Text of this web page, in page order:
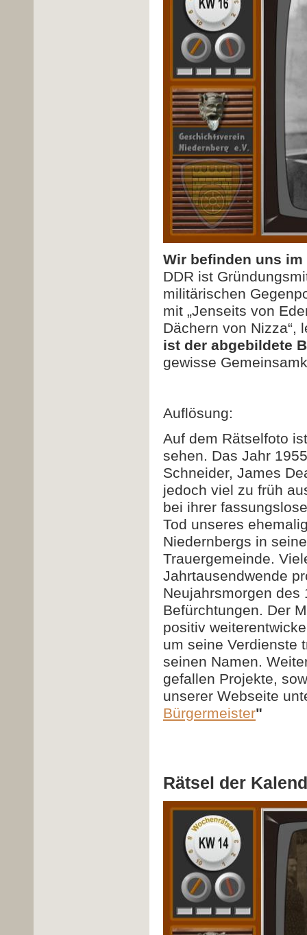
Wir befinden uns im
DDR ist
militärischen
mit „Jenseits von
Dächern von
ist der abgebildete
gewisse
Auflösung:
Auf dem Rätselfoto
sehen. Das Jahr
Schneider, James
jedoch viel zu früh
bei ihrer
Tod unseres
Niedernbergs in
Trauergemeinde.
Jahrtausendwende
Neujahrsmorgen des
Befürchtungen. Der
positiv
um seine Verdienste
seinen Namen.
gefallen Projekte,
unserer Webseite
Bürgermeister"
Rätsel der